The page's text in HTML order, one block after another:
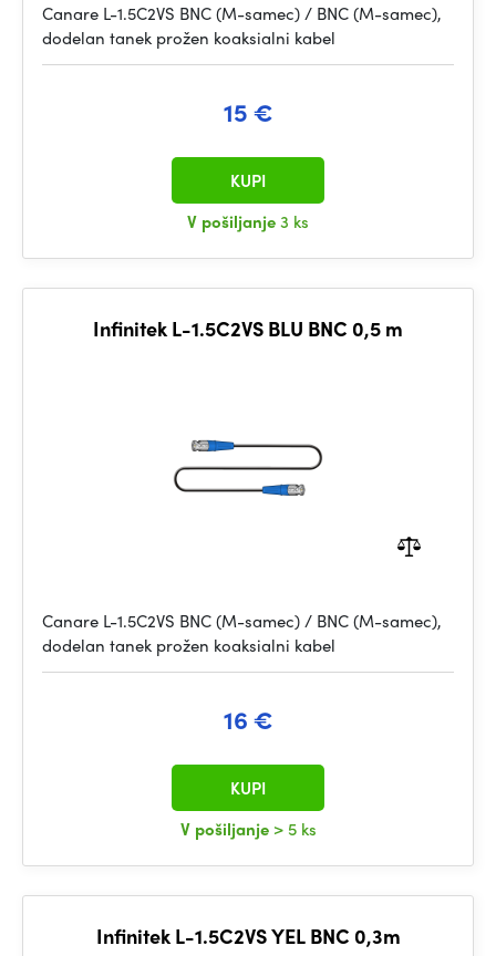
Canare L-1.5C2VS BNC (M-samec) / BNC (M-samec),
dodelan tanek prožen koaksialni kabel
15 €
V pošiljanje3 ks
KUPI
Infinitek L-1.5C2VS BLU BNC 0,5 m
Canare L-1.5C2VS BNC (M-samec) / BNC (M-samec),
dodelan tanek prožen koaksialni kabel
16 €
V pošiljanje > 5 ks
KUPI
Infinitek L-1.5C2VS YEL BNC 0,3m